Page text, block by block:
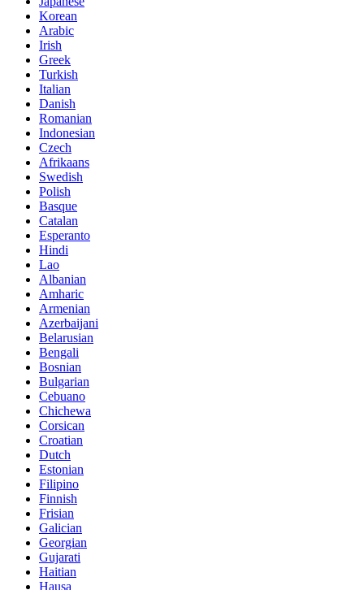
Korean
Arabic
Irish
Greek
Turkish
Italian
Danish
Romanian
Indonesian
Czech
Afrikaans
Swedish
Polish
Basque
Catalan
Esperanto
Hindi
Lao
Albanian
Amharic
Armenian
Azerbaijani
Belarusian
Bengali
Bosnian
Bulgarian
Cebuano
Chichewa
Corsican
Croatian
Dutch
Estonian
Filipino
Finnish
Frisian
Galician
Georgian
Gujarati
Haitian
Hausa